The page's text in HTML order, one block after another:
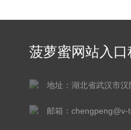
菠萝蜜网站入
地址：湖北省武汉市
邮箱：